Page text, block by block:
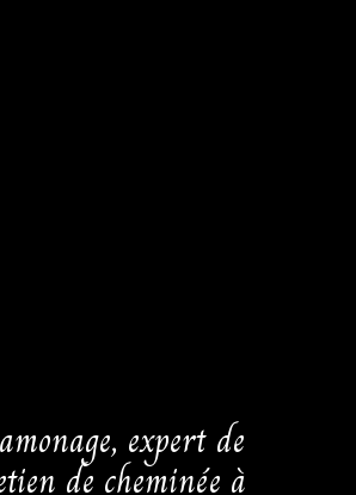
expert de
de cheminée à